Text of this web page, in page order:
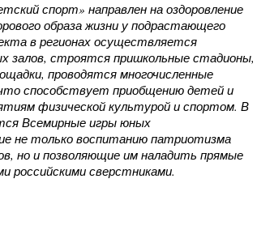
спорт» направлен на оздоровление
образа жизни у подрастающего
в регионах осуществляется
залов, строятся пришкольные стадионы,
проводятся многочисленные
способствует приобщению детей и
физической культурой и спортом. В
Всемирные игры юных
не только воспитанию патриотизма
но и позволяющие им наладить прямые
российскими сверстниками.